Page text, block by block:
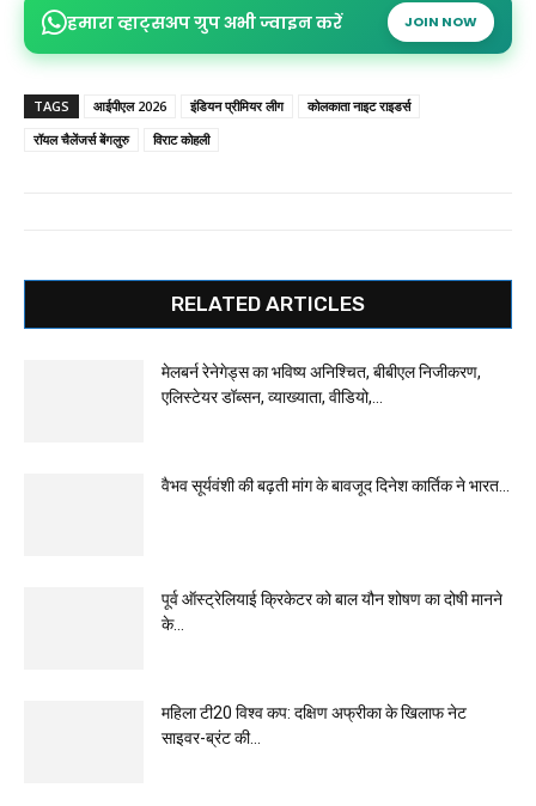
हमारा व्हाट्सअप ग्रुप अभी ज्वाइन करें JOIN NOW
TAGS आईपीएल 2026 इंडियन प्रीमियर लीग
कोलकाता नाइट राइडर्स
रॉयल चैलेंजर्स बेंगलुरु
विराट कोहली
RELATED ARTICLES
मेलबर्न रेनेगेड्स का भविष्य अनिश्चित, बीबीएल निजीकरण,
एलिस्टेयर डॉब्सन, व्याख्याता, वीडियो,...
वैभव सूर्यवंशी की बढ़ती मांग के बावजूद दिनेश कार्तिक ने भारत...
पूर्व ऑस्ट्रेलियाई क्रिकेटर को बाल यौन शोषण का दोषी मानने
के...
महिला टी20 विश्व कप: दक्षिण अफ्रीका के खिलाफ नेट
साइवर-ब्रंट की...